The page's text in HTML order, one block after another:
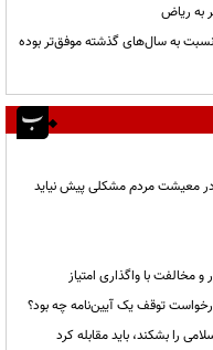
به ریاض
به سال‌های گذشته موفق‌تر بوده
در معیشت مردم مشکلی پیش نیاید
مخالفت با واگذاری امتیاز
توقف یک آیین‌نامه چه بود؟
را بشکند، باید مقابله کرد